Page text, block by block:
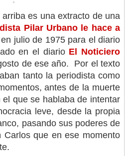
es una extracto de una
Pilar Urbano le hace a
julio de 1975 para el diario
en el diario El Noticiero
de ese año.  Por el texto
tanto la periodista como
antes de la muerte
que se hablaba de intentar
leve, desde la propia
pasando sus poderes de
que en ese momento